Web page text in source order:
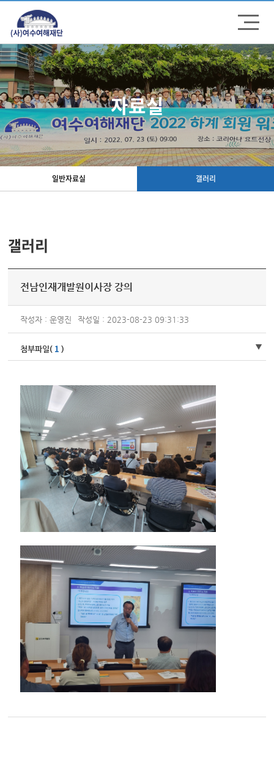
주메뉴 바로가기
컨텐츠 바로가기
자료실
일반자료실 갤러리
갤러리
전남인재개발원이사장 강의
작성자 : 운영진 작성일 : 2023-08-23 09:31:33
첨부파일( 1 )